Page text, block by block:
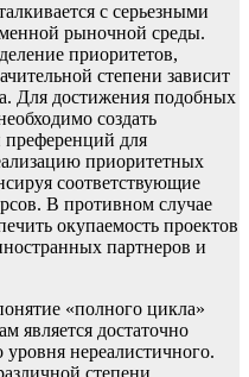
с серьезными
рыночной среды.
приоритетов,
степени зависит
Для достижения подобных
создать
преференций для
приоритетных
соответствующие
В противном случае
окупаемость проектов
партнеров и
«полного цикла»
является достаточно
нереалистичного.